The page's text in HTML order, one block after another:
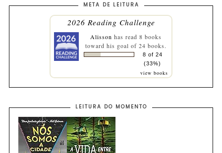
META DE LEITURA
2026 Reading Challenge
Alisson has read 8 books
toward his goal of 24 books.
8 of 24
(33%)
view books
LEITURA DO MOMENTO